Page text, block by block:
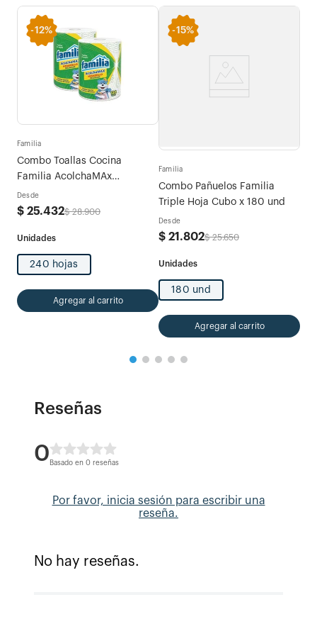
-12%
Familia
Combo Toallas Cocina
Familia AcolchaMAx
Megarollo Decoradas 2 rollos
x 120 hojas
Desde
$ 25.432$ 28.900
240 hojas
Agregar al carrito
-15%
Familia
Combo Pañuelos Familia
Triple Hoja Cubo x 180 und
Desde
$ 21 .802$ 25.650
180 und
Agregar al carrito
Reseñas
0 Basado en 0 reseñas
Por favor, inicia sesión para escribir una
reseña.
No hay reseñas.